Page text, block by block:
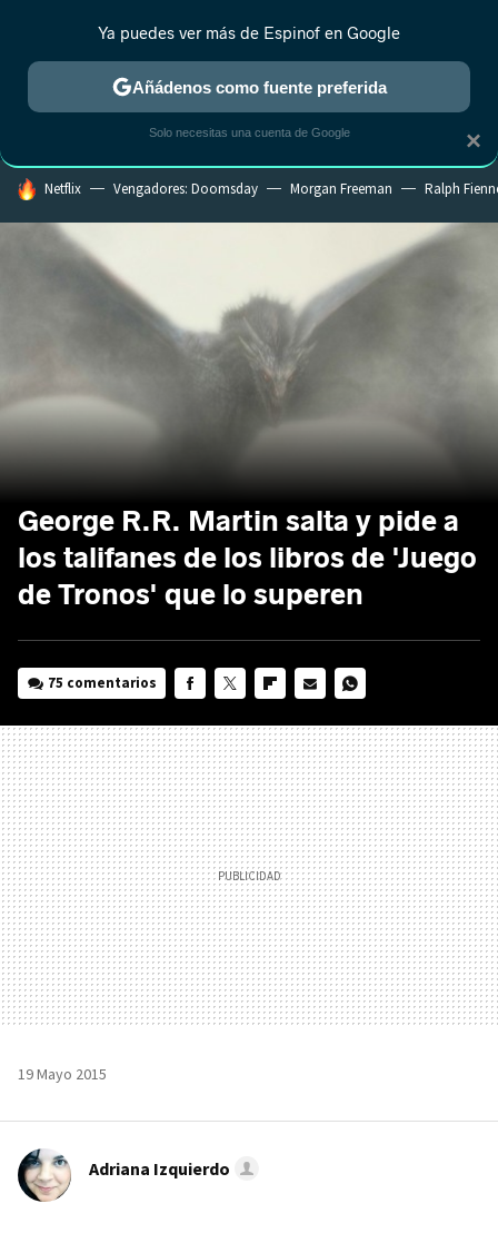
ESTRENOS REALITY ANIME RANKINGS CINE
HOY SE HABLA DE
Netflix Vengadores: Doomsday Morgan Freeman Ralph
George R.R. Martin salta y pide a
los talifanes de los libros de 'Juego
de Tronos' que lo superen
75 comentarios
MAIL
19 Mayo 2015
Adriana Izquierdo
×
Ya puedes ver más de Espinof en Google
Añádenos como fuente preferida
Solo necesitas una cuenta de Google